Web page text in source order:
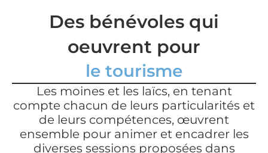
Des bénévoles qui
oeuvrent pour
le tourisme
l'art
la solidarité
le monde pro
Les moines et les laïcs, en tenant
compte chacun de leurs particularités et
de leurs compétences, œuvrent
ensemble pour animer et encadrer les
diverses sessions proposées dans